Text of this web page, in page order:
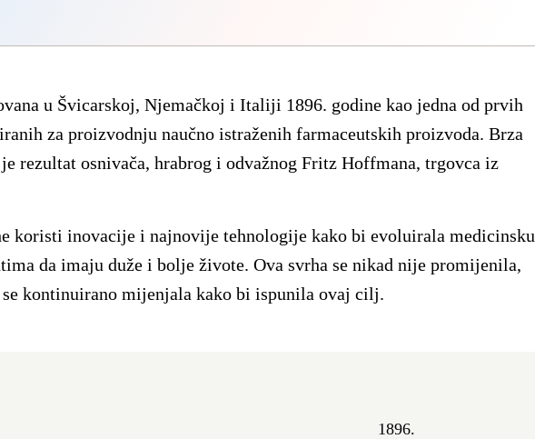
u Švicarskoj, Njemačkoj i Italiji 1896. godine kao jedna od prvih
za proizvodnju naučno istraženih farmaceutskih proizvoda. Brza
rezultat osnivača, hrabrog i odvažnog Fritz Hoffmana, trgovca iz
koristi inovacije i najnovije tehnologije kako bi evoluirala medicinsku
da imaju duže i bolje živote. Ova svrha se nikad nije promijenila,
kontinuirano mijenjala kako bi ispunila ovaj cilj.
1896.